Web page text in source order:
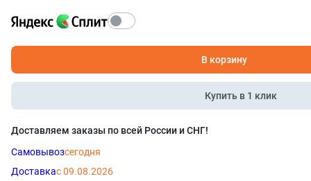
В корзину
Купить в 1 клик
Доставляем заказы по всей России и СНГ!
Самовывозсегодня
Доставкас 09.08.2026